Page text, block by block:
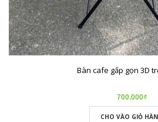
Bàn cafe gấp gọn 3D
700.000₫
CHO VÀO GIỎ